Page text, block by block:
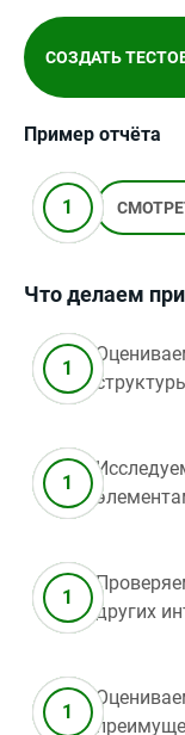
СОЗДАТЬ
Пример отчёта
Что делаем
других